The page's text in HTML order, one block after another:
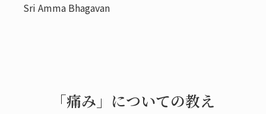
Sri Amma Bhagavan
「痛み」についての教え